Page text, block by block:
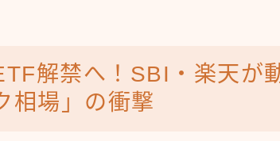
解禁へ！SBI・楽天が
相場」の衝撃